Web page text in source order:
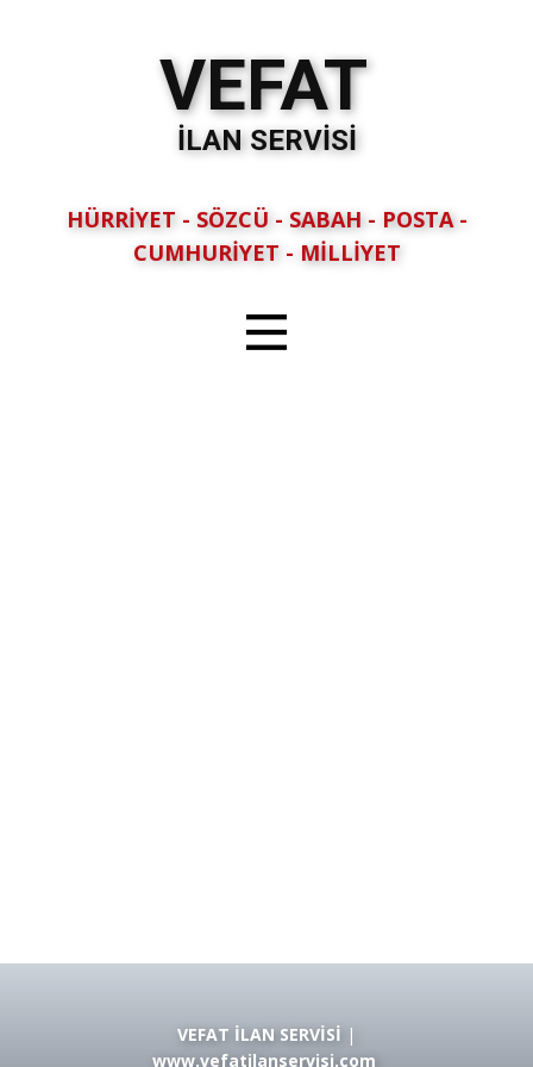
VEFAT
İLAN SERVİSİ
HÜRRİYET - SÖZCÜ - SABAH - POSTA -
CUMHURİYET - MİLLİYET
VEFAT İLAN SERVİSİ |
www.vefatilanservisi.com